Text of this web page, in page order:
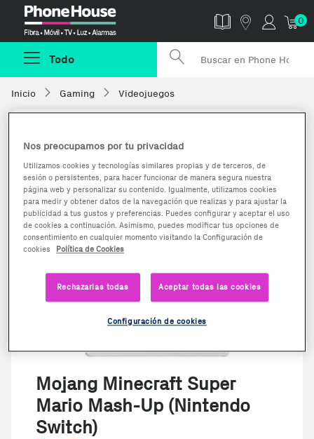
0
Todo
Inicio Gaming Videojuegos
Mojang Minecraft Super
Mario Mash-Up (Nintendo
Switch)
Nos preocupamos por tu privacidad
Utilizamos cookies y tecnologías similares propias y de terceros, de
sesión o persistentes, para hacer funcionar de manera segura nuestra
página web y personalizar su contenido. Igualmente, utilizamos cookies
para medir y obtener datos de la navegación que realizas y para ajustar la
publicidad a tus gustos y preferencias. Puedes configurar y aceptar el uso
de cookies a continuación. Asimismo, puedes modificar tus opciones de
consentimiento en cualquier momento visitando la Configuración de
cookies
Política de Cookies
Rechazarlas todas Aceptar todas las cookies
Configuración de cookies